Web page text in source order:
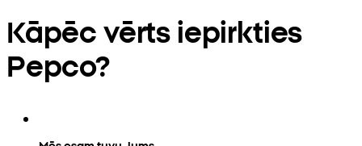
Kāpēc vērts iepirkties
Pepco?